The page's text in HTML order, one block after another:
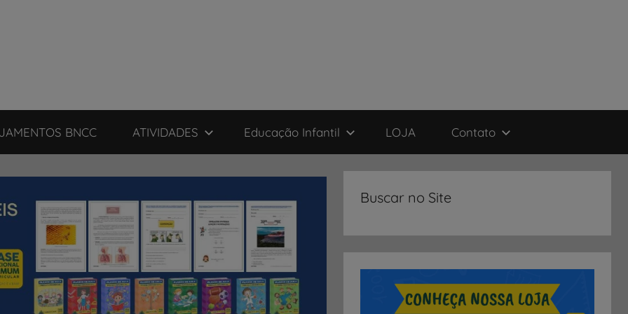
BNCC ATIVIDADES Educação Infantil LOJA Contato
Buscar no Site